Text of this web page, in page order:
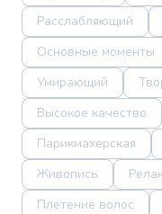
Расслабляющий
Основные моменты
Умирающий
Высокое качество
Парикмахерская
Живопись
Плетение волос